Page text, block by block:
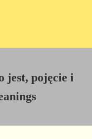
jest, pojęcie i